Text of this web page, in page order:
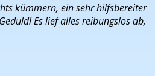
kümmern, ein sehr hilfsbereiter
Es lief alles reibungslos ab,